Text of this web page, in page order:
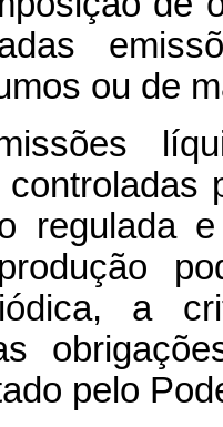
ou de
regulada
a
pelo